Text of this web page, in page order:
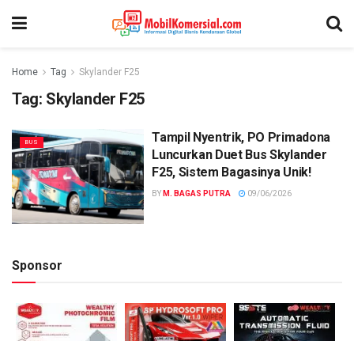
Home Tag Skylander F25
Tag: Skylander F25
BUS
Tampil Nyentrik, PO Primadona
Luncurkan Duet Bus Skylander
F25, Sistem Bagasinya Unik!
BY M. BAGAS PUTRA 09/06/2026
Sponsor